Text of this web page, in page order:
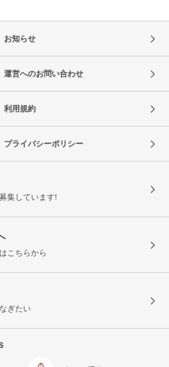
お知らせ
運営へのお問い合わせ
利用規約
プライバシーポリシー
集しています!
こちらから
ぎたい